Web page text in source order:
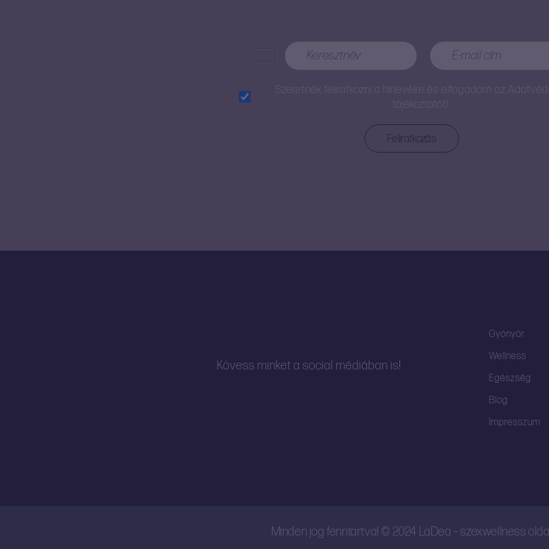
Szeretnék feliratkozni a hírlevélre és elfogadom az
tájékoztatót!
Kövess minket a social médiában is!
Gyönyör
Wellness
Egészség
Blog
Impresszum
Minden jog fenntartva! © 2024 LaDea – szexwellness